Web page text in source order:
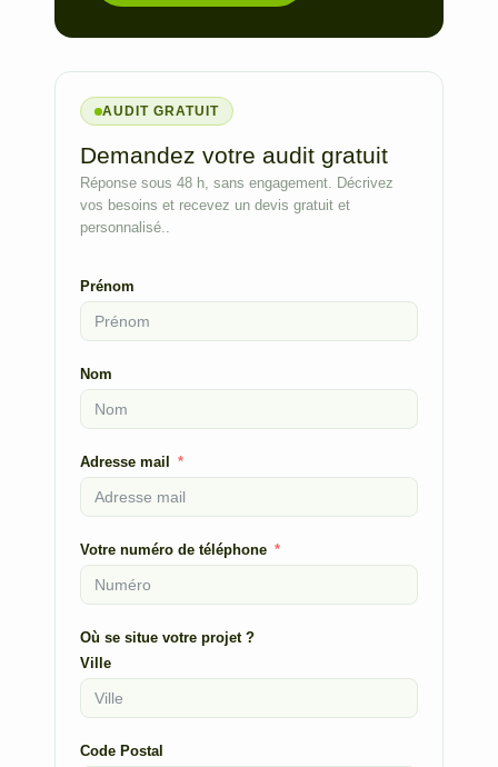
AUDIT GRATUIT
Demandez votre audit gratuit
Réponse sous 48 h, sans engagement. Décrivez
vos besoins et recevez un devis gratuit et
personnalisé..
Prénom
Nom
Adresse mail
Votre numéro de téléphone
Où se situe votre projet ?
Ville
Code Postal